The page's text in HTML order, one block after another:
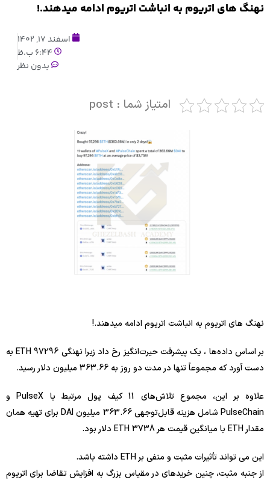
نهنگ های اتریوم به انباشت اتریوم ادامه میدهند.!
اسفند 17, 1402
6:44 ب.ظ
بدون نظر
امتیاز شما : post
نهنگ های اتریوم به انباشت اتریوم ادامه میدهند.!
بر اساس داده‌ها ، یک پیشرفت حیرت‌انگیز رخ داد زیرا نهنگی 97296 ETH به
دست آورد که مجموعاً تنها در مدت دو روز به 363.66 میلیون دلار رسید.
علاوه بر این، مجموع تلاش‌های 11 کیف پول مرتبط با PulseX و
PulseChain شامل هزینه قابل‌توجهی 363.66 میلیون DAI برای تهیه همان
مقدار ETH با میانگین قیمت هر ETH 3738 دلار بود.
این می تواند تأثیرات مثبت و منفی بر ETH داشته باشد.
از جنبه مثبت، چنین خریدهای در مقیاس بزرگ به افزایش تقاضا برای اتریوم